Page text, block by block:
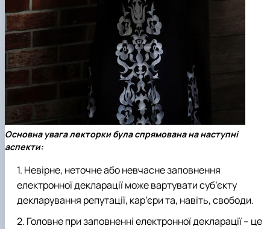
Основна увага лекторки була спрямована на наступні
аспекти:
Невірне, неточне або невчасне заповнення
електронної декларації може вартувати суб’єкту
декларування репутації, кар’єри та, навіть, свободи.
Головне при заповненні електронної декларації – це